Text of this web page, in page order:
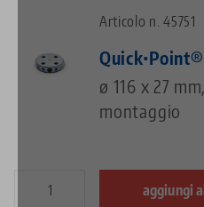
Articolo n. 45751
ø 116 x 27
montaggio
aggiungi